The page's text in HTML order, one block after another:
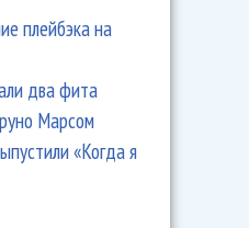
плейбэка на
два фита
Марсом
«Когда я